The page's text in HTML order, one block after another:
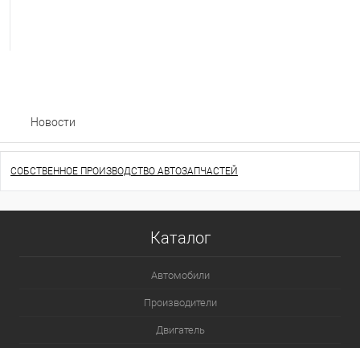
Новости
СОБСТВЕННОЕ ПРОИЗВОДСТВО АВТОЗАПЧАСТЕЙ
Каталог
Автомобили
Производители
Двигатель